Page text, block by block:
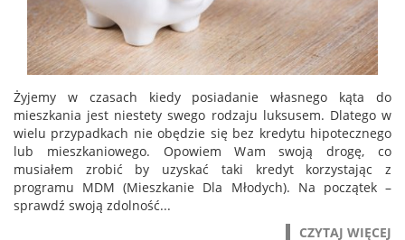
Żyjemy w czasach kiedy posiadanie własnego kąta do
mieszkania jest niestety swego rodzaju luksusem. Dlatego w
wielu przypadkach nie obędzie się bez kredytu hipotecznego
lub mieszkaniowego. Opowiem Wam swoją drogę, co
musiałem zrobić by uzyskać taki kredyt korzystając z
programu MDM (Mieszkanie Dla Młodych). Na początek –
sprawdź swoją zdolność...
CZYTAJ WIĘCEJ